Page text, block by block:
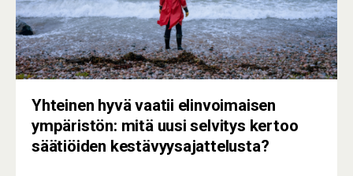
Yhteinen hyvä vaatii elinvoimaisen
ympäristön: mitä uusi selvitys kertoo
säätiöiden kestävyysajattelusta?